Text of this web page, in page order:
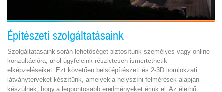
Építészeti szolgáltatásaink
Szolgáltatásaink során lehetőséget biztosítunk személyes vagy online
konzultációra, ahol ügyfeleink részletesen ismertethetik
elképzeléseiket. Ezt követően belsőépítészeti és 2-3D homlokzati
látványterveket készítünk, amelyek a helyszíni felmérések alapján
készülnek, hogy a legpontosabb eredményeket érjük el. Az élethű